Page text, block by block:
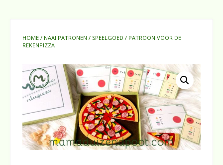
HOME / NAAI PATRONEN / SPEELGOED / PATROON VOOR DE
REKENPIZZA